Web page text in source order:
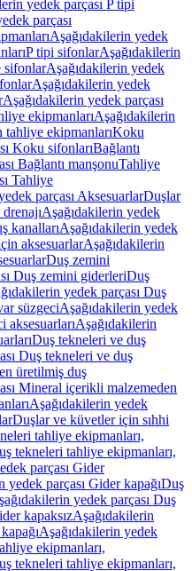
yedek parçası P tipi
parçası
Aşağıdakilerin yedek
P tipi sifonlarAşağıdakilerin
sifonlarAşağıdakilerin yedek
Aşağıdakilerin yedek
Aşağıdakilerin yedek parçası
ekipmanlarıAşağıdakilerin
tahliye ekipmanlarıKoku
Koku sifonlarıBağlantı
Bağlantı manşonuTahliye
Tahliye
parçası AksesuarlarDuşlar
Aşağıdakilerin yedek
kanallarıAşağıdakilerin yedek
aksesuarlarAşağıdakilerin
Duş zemini
Duş zemini giderleriDuş
yedek parçası Duş
süzgeciAşağıdakilerin yedek
aksesuarlarıAşağıdakilerin
Duş tekneleri ve duş
Duş tekneleri ve duş
üretilmiş duş
Mineral içerikli malzemeden
Aşağıdakilerin yedek
Duşlar ve küvetler için sıhhi
tahliye ekipmanları,
tekneleri tahliye ekipmanları,
parçası Gider
yedek parçası Gider kapağıDuş
yedek parçası Duş
kapaksızAşağıdakilerin
Aşağıdakilerin yedek
ekipmanları,
tekneleri tahliye ekipmanları,